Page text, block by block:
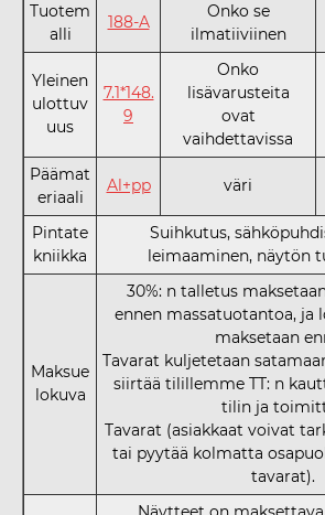
Tuotem
alli
188-A
Onko se
ilmatiiviinen
Yleinen
ulottuv
uus
7.1*148.
9
Onko
lisävarusteita
ovat
vaihdettavissa
Päämat
eriaali
Al+pp väri
Pintate
kniikka
Suihkutus,
leimaaminen, näytön
Maksue
lokuva
30%: n talletus
ennen massatuotantoa, ja
maksetaan
Tavarat kuljetetaan
siirtää tilillemme TT: n
tilin ja
Tavarat (asiakkaat voivat
tai pyytää kolmatta
tavarat).